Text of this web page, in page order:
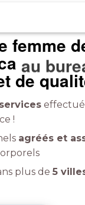
femme
à
de
!
agréés et
plus de 5